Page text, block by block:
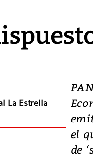
La Estrella
el
de